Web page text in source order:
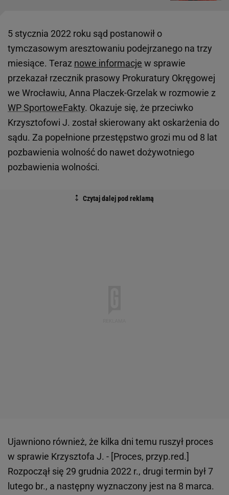
5 stycznia 2022 roku sąd postanowił o
tymczasowym aresztowaniu podejrzanego na trzy
miesiące. Teraz nowe informacje w sprawie
przekazał rzecznik prasowy Prokuratury Okręgowej
we Wrocławiu, Anna Placzek-Grzelak w rozmowie z
WP SportoweFakty. Okazuje się, że przeciwko
Krzysztofowi J. został skierowany akt oskarżenia do
sądu. Za popełnione przestępstwo grozi mu od 8 lat
pozbawienia wolność do nawet dożywotniego
pozbawienia wolności.
Ujawniono również, że kilka dni temu ruszył proces
w sprawie Krzysztofa J. - [Proces, przyp.red.]
Rozpoczął się 29 grudnia 2022 r., drugi termin był 7
lutego br., a następny wyznaczony jest na 8 marca.